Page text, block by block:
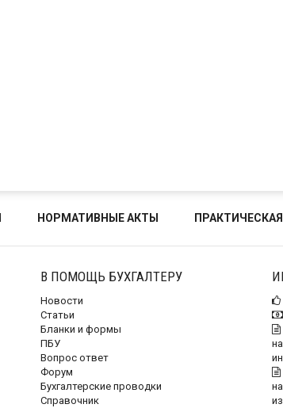
НОРМАТИВНЫЕ АКТЫ
В ПОМОЩЬ БУХГАЛТЕРУ
Новости
Статьи
Бланки и формы
ПБУ
Вопрос ответ
Форум
Бухгалтерские проводки
Справочник